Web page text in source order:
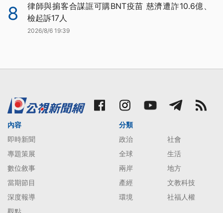
8
律師與掮客合謀誆可購BNT疫苗 慈濟遭詐10.6億、
檢起訴17人
2026/8/6 19:39
內容
即時新聞
專題策展
數位敘事
當期節目
深度報導
觀點
分類
政治
社會
全球
生活
兩岸
地方
產經
文教科技
環境
社福人權